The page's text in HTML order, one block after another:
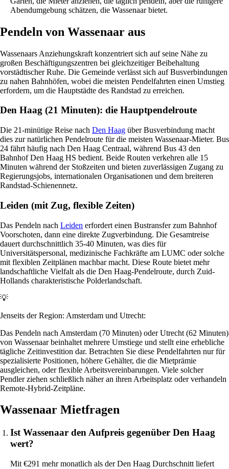
Abendumgebung schätzen, die Wassenaar bietet.
Pendeln von Wassenaar aus
Wassenaars Anziehungskraft konzentriert sich auf seine Nähe zu
großen Beschäftigungszentren bei gleichzeitiger Beibehaltung
vorstädtischer Ruhe. Die Gemeinde verlässt sich auf Busverbindungen
zu nahen Bahnhöfen, wobei die meisten Pendelfahrten einen Umstieg
erfordern, um die Hauptstädte des Randstad zu erreichen.
Den Haag (21 Minuten): die Hauptpendelroute
Die 21-minütige Reise nach Den Haag über Busverbindung macht
dies zur natürlichen Pendelroute für die meisten Wassenaar-Mieter. Bus
24 fährt häufig nach Den Haag Centraal, während Bus 43 den
Bahnhof Den Haag HS bedient. Beide Routen verkehren alle 15
Minuten während der Stoßzeiten und bieten zuverlässigen Zugang zu
Regierungsjobs, internationalen Organisationen und dem breiteren
Randstad-Schienennetz.
Leiden (mit Zug, flexible Zeiten)
Das Pendeln nach Leiden erfordert einen Bustransfer zum Bahnhof
Voorschoten, dann eine direkte Zugverbindung. Die Gesamtreise
dauert durchschnittlich 35-40 Minuten, was dies für
Universitätspersonal, medizinische Fachkräfte am LUMC oder solche
mit flexiblen Zeitplänen machbar macht. Diese Route bietet mehr
landschaftliche Vielfalt als die Den Haag-Pendelroute, durch Zuid-
Hollands charakteristische Polderlandschaft.
💡
Jenseits der Region: Amsterdam und Utrecht:
Das Pendeln nach Amsterdam (70 Minuten) oder Utrecht (62 Minuten)
von Wassenaar beinhaltet mehrere Umstiege und stellt eine erhebliche
tägliche Zeitinvestition dar. Betrachten Sie diese Pendelfahrten nur für
spezialisierte Positionen, höhere Gehälter, die die Mietprämie
ausgleichen, oder flexible Arbeitsvereinbarungen. Viele solcher
Pendler ziehen schließlich näher an ihren Arbeitsplatz oder verhandeln
Remote-Hybrid-Zeitpläne.
Wassenaar Mietfragen
Ist Wassenaar den Aufpreis gegenüber Den Haag
wert?
Mit €291 mehr monatlich als der Den Haag Durchschnitt liefert